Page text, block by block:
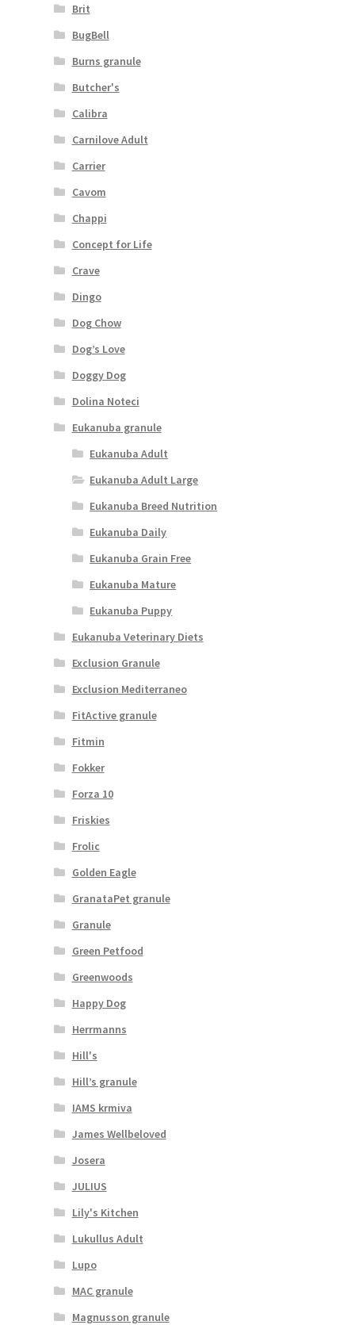
Brit
BugBell
Burns granule
Butcher's
Calibra
Carnilove Adult
Carrier
Cavom
Chappi
Concept for Life
Crave
Dingo
Dog Chow
Dog’s Love
Doggy Dog
Dolina Noteci
Eukanuba granule
Eukanuba Adult
Eukanuba Adult Large
Eukanuba Breed Nutrition
Eukanuba Daily
Eukanuba Grain Free
Eukanuba Mature
Eukanuba Puppy
Eukanuba Veterinary Diets
Exclusion Granule
Exclusion Mediterraneo
FitActive granule
Fitmin
Fokker
Forza 10
Friskies
Frolic
Golden Eagle
GranataPet granule
Granule
Green Petfood
Greenwoods
Happy Dog
Herrmanns
Hill's
Hill’s granule
IAMS krmiva
James Wellbeloved
Josera
JULIUS
Lily's Kitchen
Lukullus Adult
Lupo
MAC granule
Magnusson granule